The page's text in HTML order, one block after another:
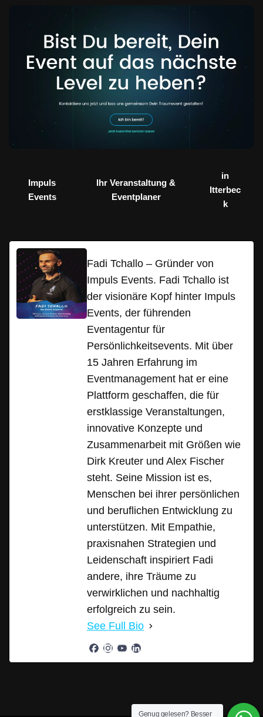
Impuls
Events
Ihr Veranstaltung &
Eventplaner
in
Itterbec
k
Fadi Tchallo – Gründer von
Impuls Events. Fadi Tchallo ist
der visionäre Kopf hinter Impuls
Events, der führenden
Eventagentur für
Persönlichkeitsevents. Mit über
15 Jahren Erfahrung im
Eventmanagement hat er eine
Plattform geschaffen, die für
erstklassige Veranstaltungen,
innovative Konzepte und
Zusammenarbeit mit Größen wie
Dirk Kreuter und Alex Fischer
steht. Seine Mission ist es,
Menschen bei ihrer persönlichen
und beruflichen Entwicklung zu
unterstützen. Mit Empathie,
praxisnahen Strategien und
Leidenschaft inspiriert Fadi
andere, ihre Träume zu
verwirklichen und nachhaltig
erfolgreich zu sein.
See Full Bio
Genug gelesen? Besser